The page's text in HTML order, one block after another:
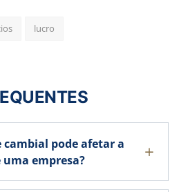
lucro
pode afetar a
empresa?